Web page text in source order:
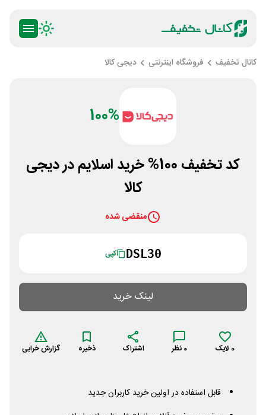
کانال تخفیف فروشگاه اینترنتی دیجی کالا
100%
کد تخفیف 100% خرید اسلایم در دیجی
کالا
منقضی شده
DSL30 کپی
لینک خرید
0 لایک 0 نظر اشتراک ذخیره گزارش خرابی
قابل استفاده در اولین خرید کاربران جدید